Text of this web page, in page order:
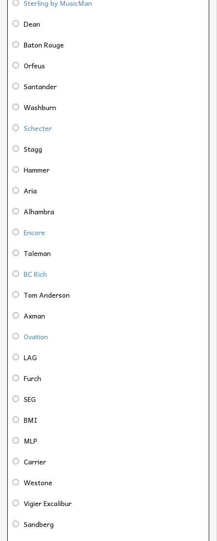
Sterling by MusicMan
Dean
Baton Rouge
Orfeus
Santander
Washburn
Schecter
Stagg
Hammer
Aria
Alhambra
Encore
Taleman
BC Rich
Tom Anderson
Axman
Ovation
LAG
Furch
SEG
BMI
MLP
Carrier
Westone
Vigier Excalibur
Sandberg